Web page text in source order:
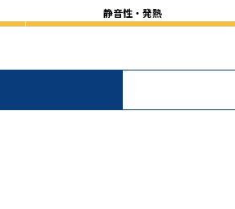
静音性・発熱